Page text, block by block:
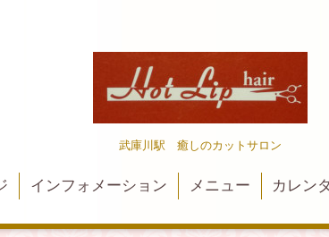
武庫川駅 癒しのカットサロン
インフォメーション メニュー カレン